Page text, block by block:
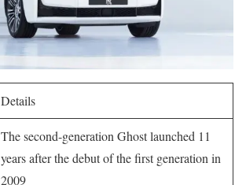
Details
The second-generation Ghost launched 11
years after the debut of the first generation in
2009